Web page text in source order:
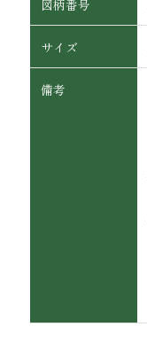
図柄番号
サイズ
備考